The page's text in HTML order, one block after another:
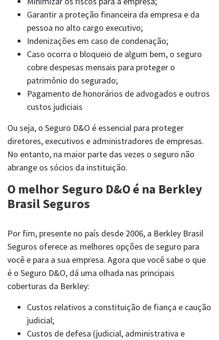
Garantir a proteção financeira da empresa e da
pessoa no alto cargo executivo;
Indenizações em caso de condenação;
Caso ocorra o bloqueio de algum bem, o seguro
cobre despesas mensais para proteger o
patrimônio do segurado;
Pagamento de honorários de advogados e outros
custos judiciais
Ou seja, o Seguro D&O é essencial para proteger
diretores, executivos e administradores de empresas.
No entanto, na maior parte das vezes o seguro não
abrange os sócios da instituição.
O melhor Seguro D&O é na Berkley
Brasil Seguros
Por fim, presente no país desde 2006, a Berkley Brasil
Seguros oferece as melhores opções de seguro para
você e para a sua empresa. Agora que você sabe o que
é o Seguro D&O, dá uma olhada nas principais
coberturas da Berkley:
Custos relativos a constituição de fiança e caução
judicial;
Custos de defesa (judicial, administrativa e